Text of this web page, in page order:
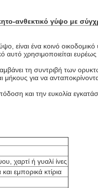
ανθεκτικό γύψο με
ένα κοινό οικοδομικό
χρησιμοποιείται
τη συντριβή των
για να
και την ευκολία
χαρτί ή γυαλί ίνες
εμπορικά κτίρια